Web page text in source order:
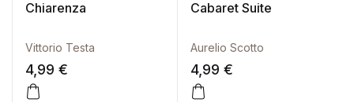
Chiarenza
Vittorio Testa
4,99 €
Cabaret Suite
Aurelio Scotto
4,99 €